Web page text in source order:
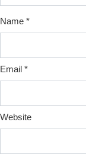
Name *
Email *
Website